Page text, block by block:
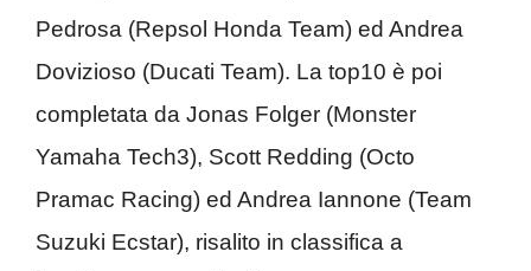
Pedrosa (Repsol Honda Team) ed Andrea
Dovizioso (Ducati Team). La top10 è poi
completata da Jonas Folger (Monster
Yamaha Tech3), Scott Redding (Octo
Pramac Racing) ed Andrea Iannone (Team
Suzuki Ecstar), risalito in classifica a